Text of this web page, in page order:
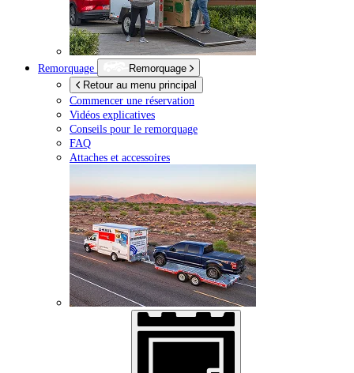
Remorquage
Remorquage
Retour au menu principal
Commencer une réservation
Vidéos explicatives
Conseils pour le remorquage
FAQ
Attaches et accessoires